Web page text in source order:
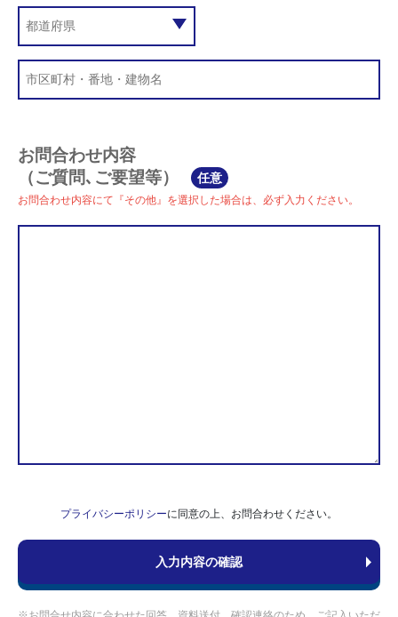
お問合わせ内容
（ご質問､ご要望等）
任意
お問合わせ内容にて『その他』を選択した場合は、必ず入力ください。
プライバシーポリシーに同意の上、お問合わせください。